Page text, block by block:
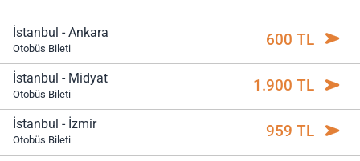
İstanbul - Ankara
Otobüs Bileti 600 TL
İstanbul - Midyat
Otobüs Bileti 1.900 TL
İstanbul - İzmir
Otobüs Bileti 959 TL